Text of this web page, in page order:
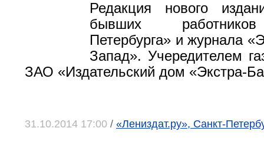
Редакция нового
бывших
Петербурга» и журнала
Запад». Учередителем
ЗАО «Издательский дом «Экстра-
31.10.2014 17:00 / «Лениздат.ру», Санкт-